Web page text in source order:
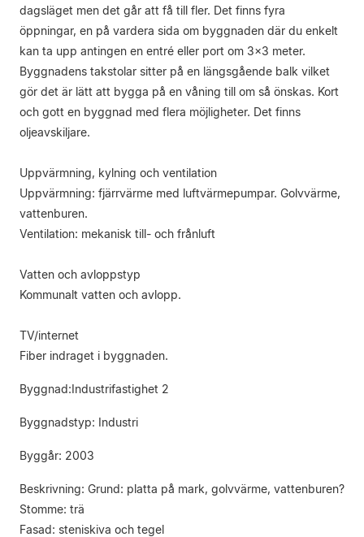
dagsläget men det går att få till fler. Det finns fyra
öppningar, en på vardera sida om byggnaden där du enkelt
kan ta upp antingen en entré eller port om 3x3 meter.
Byggnadens takstolar sitter på en längsgående balk vilket
gör det är lätt att bygga på en våning till om så önskas. Kort
och gott en byggnad med flera möjligheter. Det finns
oljeavskiljare.
Uppvärmning, kylning och ventilation
Uppvärmning: fjärrvärme med luftvärmepumpar. Golvvärme,
vattenburen.
Ventilation: mekanisk till- och frånluft
Vatten och avloppstyp
Kommunalt vatten och avlopp.
TV/internet
Fiber indraget i byggnaden.
Byggnad:Industrifastighet 2
Byggnadstyp: Industri
Byggår: 2003
Beskrivning: Grund: platta på mark, golvvärme, vattenburen?
Stomme: trä
Fasad: steniskiva och tegel